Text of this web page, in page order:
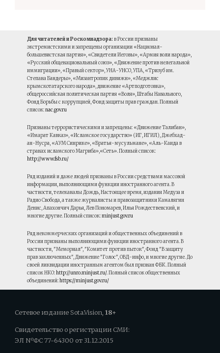
Для читателей и Роскомнадзора: в России признаны
экстремистскими и запрещены организации «Национал-
большевистская партия», «Свидетели Иеговы», «Армия воли народа»,
«Русский общенациональный союз», «Движение против нелегальной
иммиграции», «Правый сектор», УНА-УНСО, УПА, «Тризуб им.
Степана Бандеры», «Мизантропик дивижн», «Меджлис
крымскотатарского народа», движение «Артподготовка»,
общероссийская политическая партия «Воля», Штабы Навального,
Фонд Борьбы с коррупцией, Фонд защиты прав граждан. Полный
список:nac.gov.ru
Признаны террористическими и запрещены: «Движение Талибан»,
«Имарат Кавказ», «Исламское государство» (ИГ, ИГИЛ), Джебхад-
ан-Нусра, «АУМ Синрике», «Братья-мусульмане», «Аль-Каида в
странах исламского Магриба»,«Сеть». Полный список:
http://www.fsb.ru/
Ряд изданий и даже людей признаны в России средствами массовой
информации, выполняющими функции иностранного агента. В
частности, телеканалы Дождь, Настоящее время, издания Медуза и
Радио Свобода, а также журналисты и правозащитники Камалягин
Денис, Апахончич Дарья, Лев Пономарев, Илья Рождественский, и
многие другие. Полный список:minjust.gov.ru
Ряд некоммерческих организаций и общественных объединений в
России признаны выполняющими функции иностранного агента. В
частности, "Мемориал", "Комитет против пыток", Фонд "В защиту
прав заключенных", Движение "Голос", ОВД-инфо, и многие другие. До
своей ликвидации иностранным агентом был признан ФБК. Полный
список НКО:http://unro.minjust.ru/. Полный список общественных
объединений:https://minjust.gov.ru/
Сетевое издание Sota.Vision, 18+
Свидетельство о регистрации СМИ:
ЭЛ NºФС 77-64300 от 31.12.2015